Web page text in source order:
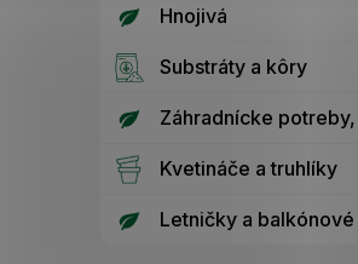
Hnojivá
Substráty a kôry
Záhradnícke
Kvetináče a truhlíky
Letničky a